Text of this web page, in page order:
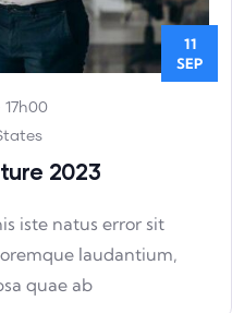
11
SEP
17h00
2023
iste natus error sit
laudantium,
quae ab